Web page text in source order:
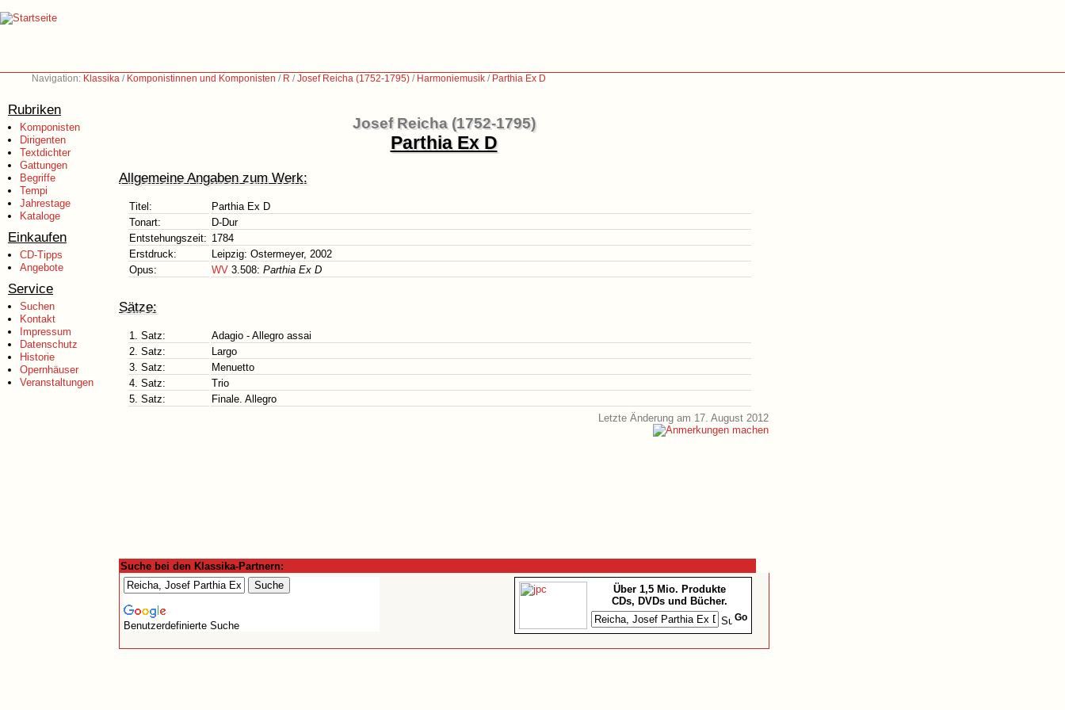
Navigation: Klassika / Komponistinnen und Komponisten / R /Josef Reicha (1752-1795) / Harmoniemusik / Parthia Ex D
Rubriken
Komponisten
Dirigenten
Textdichter
Gattungen
Begriffe
Tempi
Jahrestage
Kataloge
Einkaufen
CD-Tipps
Angebote
Service
Suchen
Kontakt
Impressum
Datenschutz
Historie
Opernhäuser
Veranstaltungen
Josef Reicha (1752-1795)
Parthia Ex D
Allgemeine Angaben zum Werk:
Titel:
Parthia Ex D
Tonart:
D-Dur
Entstehungszeit: 1784
Erstdruck:
Leipzig: Ostermeyer, 2002
Opus:
WV 3.508: Parthia Ex D
Sätze:
1. Satz:
Adagio - Allegro assai
2. Satz:
Largo
3. Satz:
Menuetto
4. Satz:
Trio
5. Satz:
Finale. Allegro
Letzte Änderung am 17. August 2012
Suche bei den Klassika-Partnern:
Benutzerdefinierte Suche
Über 1,5 Mio. Produkte
CDs, DVDs und Bücher.
Go